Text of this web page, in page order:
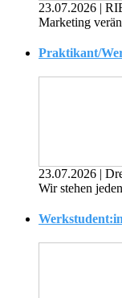
23.07.2026 |
Marketing
Praktikant/
23.07.2026 |
Wir stehen